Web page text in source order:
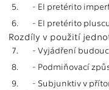
5.
- El pretérito
6.
- El pretérito
Rozdíly v použití
7.
- Vyjádření
8.
- Podmiňovací
9.
- Subjunktiv v